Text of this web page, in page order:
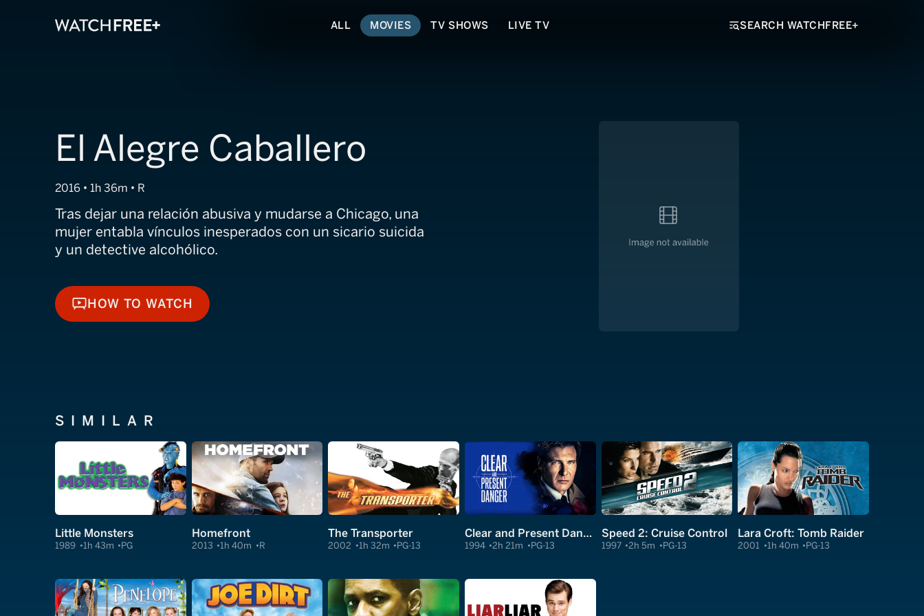
ALL MOVIES TV SHOWS LIVE TV SEARCH WATCHFREE+
El Alegre Caballero
2016 • 1h 36m • R
Tras dejar una relación abusiva y mudarse a Chicago, una
mujer entabla vínculos inesperados con un sicario suicida
y un detective alcohólico.
HOW TO WATCH
HOW TO WATCH
SIMILAR
Little Monsters
1989 1h 43m PG
Homefront
2013 1h 40m R
The Transporter
2002 1h 32m PG-13
Clear and Present Danger
1994 2h 21m PG-13
Speed 2: Cruise Control
1997 2h 5m PG-13
Lara Croft: Tomb Raider
2001 1h 40m PG-13